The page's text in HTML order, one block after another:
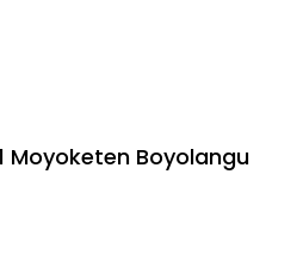
Moyoketen Boyolangu